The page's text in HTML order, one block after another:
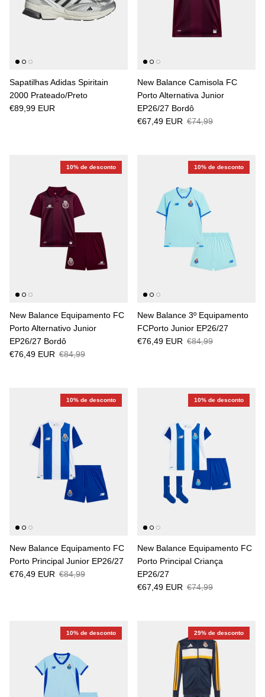
Sapatilhas Adidas Spiritain
2000 Prateado/Preto
€89,99 EUR
New Balance Camisola FC
Porto Alternativa Junior
EP26/27 Bordô
€67,49 EUR €74,99
10% de desconto
New Balance Equipamento FC
Porto Alternativo Junior
EP26/27 Bordô
€76,49 EUR €84,99
10% de desconto
New Balance 3º Equipamento
FCPorto Junior EP26/27
€76,49 EUR €84,99
10% de desconto
New Balance Equipamento FC
Porto Principal Junior EP26/27
€76,49 EUR €84,99
10% de desconto
New Balance Equipamento FC
Porto Principal Criança
EP26/27
€67,49 EUR €74,99
10% de desconto 29% de desconto